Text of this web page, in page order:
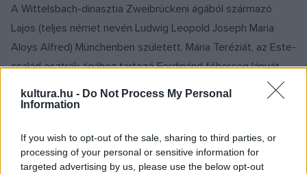
kultura.hu - Do Not Process My Personal
Information
If you wish to opt-out of the sale, sharing to third parties, or
processing of your personal or sensitive information for
targeted advertising by us, please use the below opt-out
A Wittelsbach-dinasztia Zweibrückeni ágából származó
Lajos (teljes német nevén Ludwig Leopold Joseph Maria
Aloys Alfred) Münchenben született. Mária Teréziát, az Este-
család osztrák ágához tartozó Ferdinánd főherceg lányát
1868-ban vette feleségül. Amikor 1912 decemberében apja,
Luitpold meghalt, átvette tőle a régens szerepét, hogy
1913. november 5-én bár Ottó még élt, felvette a királyi
címet. Lajost főként a mezőgazdaság és a közlekedés